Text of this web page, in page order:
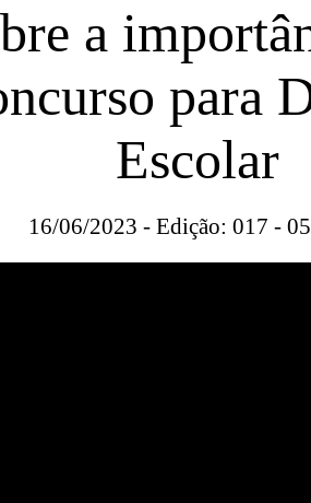
a
para
Escolar
16/06/2023 - Edição: 017 -